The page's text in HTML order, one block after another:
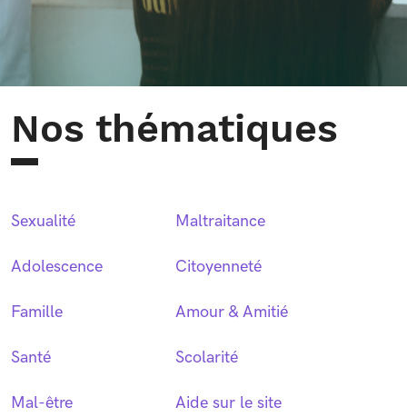
Nos thématiques
Sexualité
Adolescence
Famille
Santé
Mal-être
Maltraitance
Citoyenneté
Amour & Amitié
Scolarité
Aide sur le site